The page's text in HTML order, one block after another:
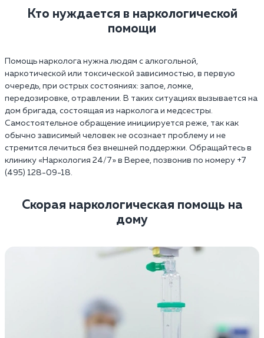
Кто нуждается в наркологической
помощи
Помощь нарколога нужна людям с алкогольной,
наркотической или токсической зависимостью, в первую
очередь, при острых состояниях: запое, ломке,
передозировке, отравлении. В таких ситуациях вызывается на
дом бригада, состоящая из нарколога и медсестры.
Самостоятельное обращение инициируется реже, так как
обычно зависимый человек не осознает проблему и не
стремится лечиться без внешней поддержки. Обращайтесь в
клинику «Наркология 24/7» в Верее, позвонив по номеру +7
(495) 128-09-18.
Скорая наркологическая помощь на
дому